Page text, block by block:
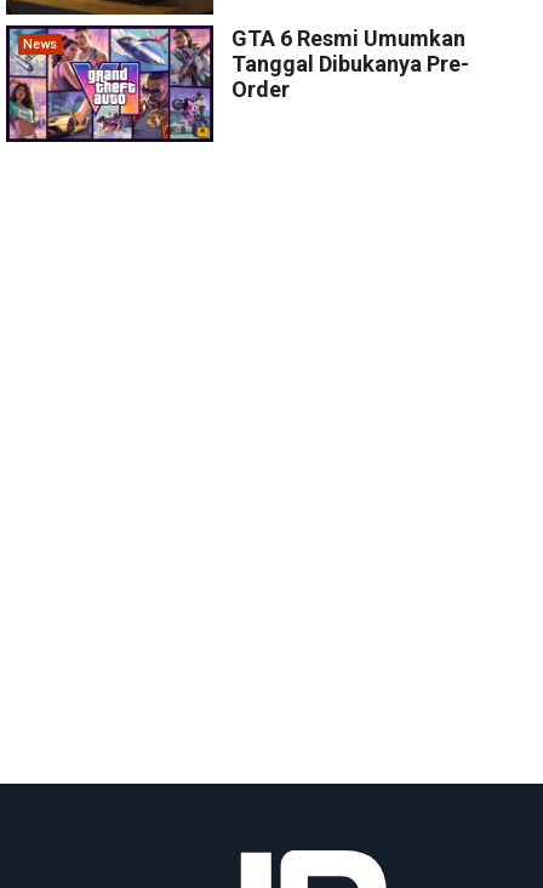
News
GTA 6 Resmi Umumkan
Tanggal Dibukanya Pre-
Order